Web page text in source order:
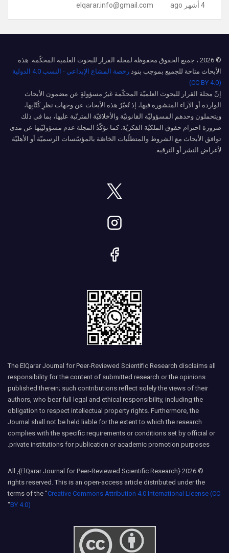
4 أشهر ago elqarar.info@gmail.com
© 2026 ، جميع الحقوق محفوظة لمجلة القرار للبحوث العلمية المحكّمة. هذه
الأبحاث متاحة للجميع بموجب بنود
رخصة المشاع الإبداعي - النسب 4.0 الدولية
(CC BY 4.0)
إنّ مجلة القرار للبحوث العلميّة المحكّمة غيرُ مسؤولةٍ عن مضمون الأبحاث
الواردة أو الآراء المنشورة فيها، إذ تُعبّرُ هذه الأبحاث عن وجهات نظرِ كُتّابِها،
ويتحملون وحدهم المسؤوليّة القانونيّة والأخلاقيّة المترتّبة عليها، بما في ذلك
ضرورة احترام حقوق الملكيّة الفكريّة. كما تؤكّدُ المجلة عدم مسؤوليّتِها عن مدى
توافق الأبحاث مع الشروط والمتطلّبات الخاصّة بالمؤسّسات الرسميّة أو الأهليّة
لأغراض النشر أو الترقية.
The ElQarar Journal for Peer-Reviewed Scientific Research disclaims all
responsibility for the content of submitted research or the opinions
published therein; such contributions reflect solely the views of their
authors, who bear full legal and ethical responsibility, including the
obligation to respect intellectual property rights. Furthermore, the
Journal shall not be held liable for the extent to which the research
complies with the specific requirements or conditions set by official or
private institutions for publication or academic promotion purposes.
© 2026 {ElQarar Journal for Peer-Reviewed Scientific Research}, All
rights reserved. This is an open-access article distributed under the
terms of the "Creative Commons Attribution 4.0 International License (CC
BY 4.0)
"